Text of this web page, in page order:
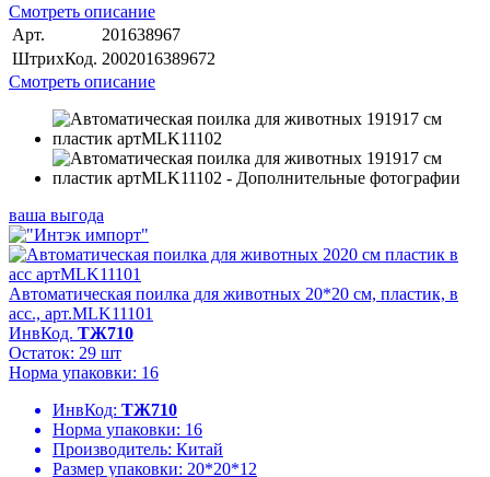
Смотреть описание
Арт.
201638967
ШтрихКод. 2002016389672
Смотреть описание
ваша выгода
Автоматическая поилка для животных 20*20 см, пластик, в
асс., арт.MLK11101
ИнвКод. ТЖ710
Остаток: 29 шт
Норма упаковки: 16
ИнвКод: ТЖ710
Норма упаковки: 16
Производитель: Китай
Размер упаковки: 20*20*12